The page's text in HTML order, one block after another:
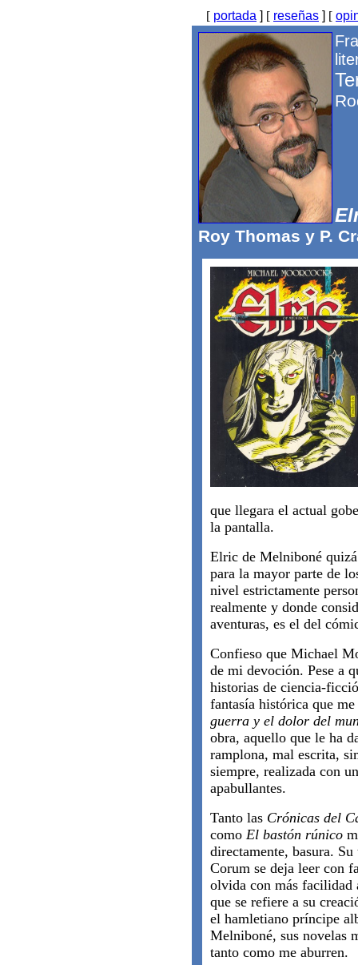
[ portada ] [ reseñas ] [
Roy Thomas y P.
que llegara el actual
la pantalla.
Elric de Melniboné
para la mayor parte de
nivel estrictamente
realmente y donde
aventuras, es el del
Confieso que Michael
de mi devoción. Pese a
historias de ciencia-
fantasía histórica que
guerra y el dolor del
obra, aquello que le ha
ramplona, mal escrita,
siempre, realizada con
apabullantes.
Tanto las Crónicas del
como El bastón rúnico
directamente, basura.
Corum se deja leer con
olvida con más facilidad
que se refiere a su
el hamletiano príncipe
Melniboné, sus novelas
tanto como me aburren.